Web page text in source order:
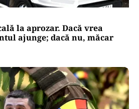
la aprozar. Dacă vrea
ajunge; dacă nu, măcar